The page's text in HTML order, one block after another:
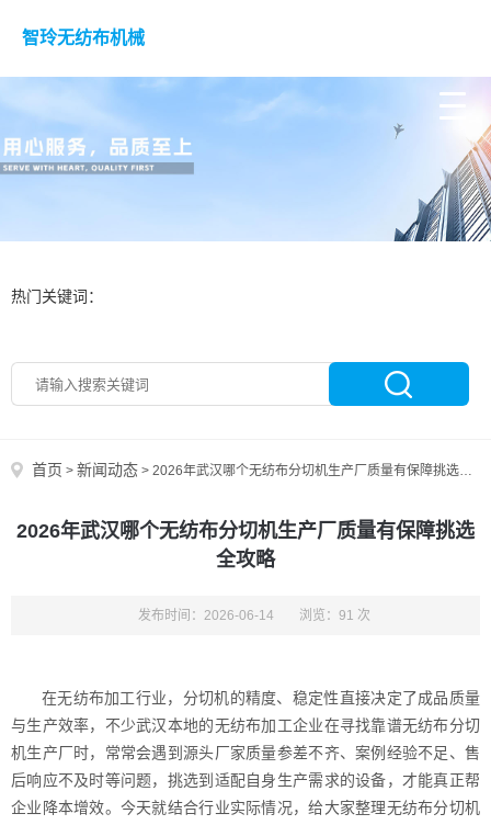
智玲无纺布机械
热门关键词：
首页 > 新闻动态 > 2026年武汉哪个无纺布分切机生产厂质量有保障挑选全攻略
2026年武汉哪个无纺布分切机生产厂质量有保障挑选
全攻略
发布时间：2026-06-14 浏览：91 次
在无纺布加工行业，分切机的精度、稳定性直接决定了成品质量
与生产效率，不少武汉本地的无纺布加工企业在寻找靠谱无纺布分切
机生产厂时，常常会遇到源头厂家质量参差不齐、案例经验不足、售
后响应不及时等问题，挑选到适配自身生产需求的设备，才能真正帮
企业降本增效。今天就结合行业实际情况，给大家整理无纺布分切机